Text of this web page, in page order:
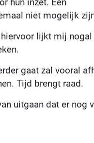
hun inzet. Een
niet mogelijk
lijkt mij nogal
gaat zal vooral
Tijd brengt raad.
uitgaan dat er nog